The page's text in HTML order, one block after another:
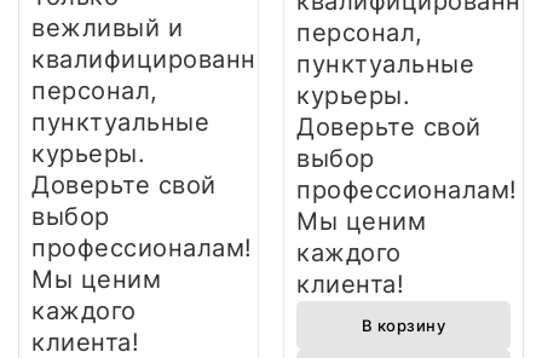
вежливый и
квалифицированный
персонал,
пунктуальные
курьеры.
Доверьте свой
выбор
профессионалам!
Мы ценим
каждого
клиента!
персонал,
пунктуальные
курьеры.
Доверьте свой
выбор
профессионалам!
Мы ценим
каждого
клиента!
В корзину